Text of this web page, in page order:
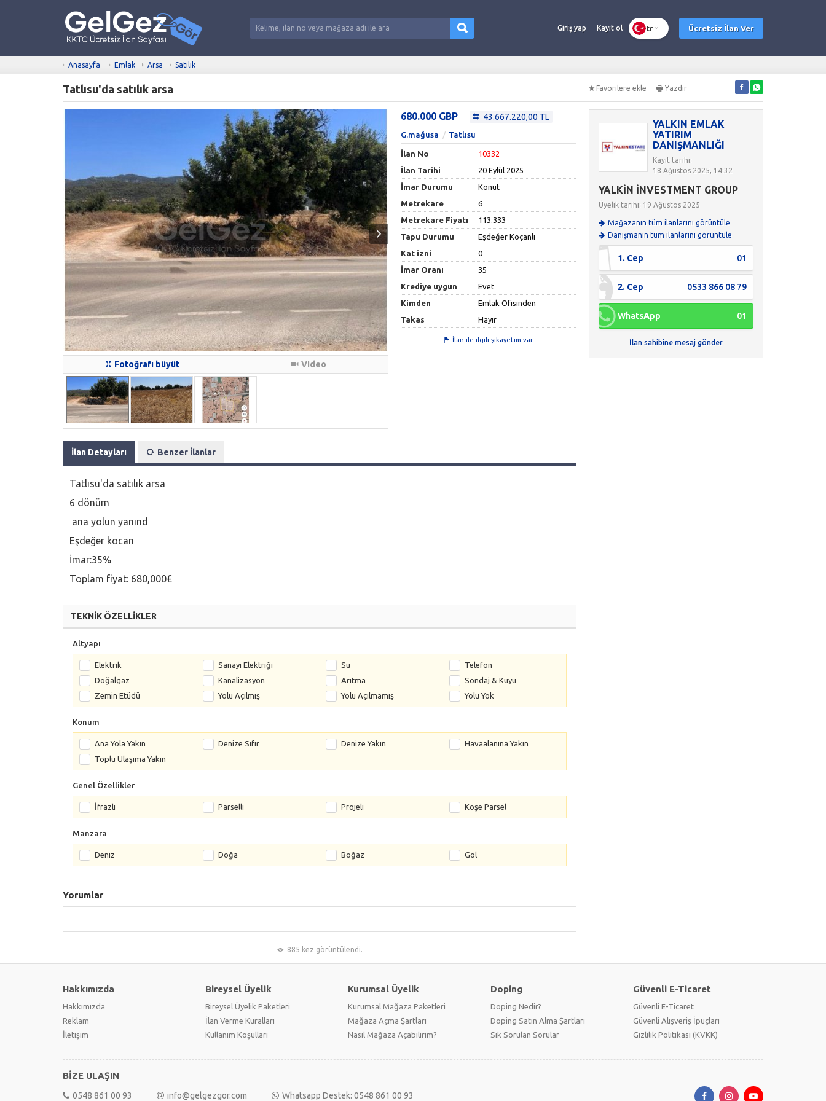
Giriş yap Kayıt ol tr Ücretsiz İlan Ver
Anasayfa Emlak Arsa Satılık
Tatlısu'da satılık arsa Favorilere ekle Yazdır
Fotoğrafı büyüt Video
680.000 GBP 43.667.220,00 TL
G.mağusa Tatlısu
İlan No
10332
İlan Tarihi
20 Eylül 2025
İmar Durumu
Konut
Metrekare
6
Metrekare Fiyatı
113.333
Tapu Durumu
Eşdeğer Koçanlı
Kat izni
0
İmar Oranı
35
Krediye uygun
Evet
Kimden
Emlak Ofisinden
Takas
Hayır
İlan ile ilgili şikayetim var
İlan Detayları Benzer İlanlar
Tatlısu'da satılık arsa
6 dönüm
ana yolun yanınd
Eşdeğer kocan
İmar:35%
Toplam fiyat: 680,000£
TEKNİK ÖZELLİKLER
Altyapı
Elektrik Sanayi Elektriği Su
Telefon
Doğalgaz
Kanalizasyon Arıtma
Sondaj & Kuyu
Zemin Etüdü
Yolu Açılmış Yolu Açılmamış Yolu Yok
Konum
Ana Yola Yakın Denize Sıfır Denize Yakın
Havaalanına Yakın
Toplu Ulaşıma Yakın
Genel Özellikler
İfrazlı Parselli Projeli Köşe Parsel
Manzara
Deniz Doğa Boğaz Göl
Yorumlar
885 kez görüntülendi.
YALKIN EMLAK
YATIRIM
DANIŞMANLIĞI
Kayıt tarihi:
18 Ağustos 2025, 14:32
YALKİN İNVESTMENT GROUP
Üyelik tarihi: 19 Ağustos 2025
Mağazanın tüm ilanlarını görüntüle
Danışmanın tüm ilanlarını görüntüle
1. Cep 01
2. Cep 0533 866 08 79
WhatsApp 01
İlan sahibine mesaj gönder
Hakkımızda
Hakkımızda
Reklam
İletişim
Bireysel Üyelik
Bireysel Üyelik Paketleri
İlan Verme Kuralları
Kullanım Koşulları
Kurumsal Üyelik
Kurumsal Mağaza Paketleri
Mağaza Açma Şartları
Nasıl Mağaza Açabilirim?
Doping
Doping Nedir?
Doping Satın Alma Şartları
Sık Sorulan Sorular
Güvenli E-Ticaret
Güvenli E-Ticaret
Güvenli Alışveriş İpuçları
Gizlilik Politikası (KVKK)
BİZE ULAŞIN
0548 861 00 93 info@gelgezgor.com Whatsapp Destek: 0548 861 00 93